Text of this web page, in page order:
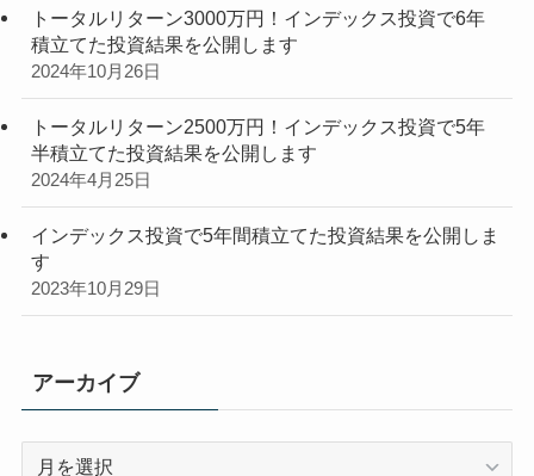
トータルリターン3000万円！インデックス投資で6年
積立てた投資結果を公開します
2024年10月26日
トータルリターン2500万円！インデックス投資で5年
半積立てた投資結果を公開します
2024年4月25日
インデックス投資で5年間積立てた投資結果を公開しま
す
2023年10月29日
アーカイブ